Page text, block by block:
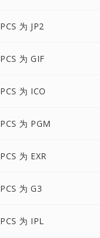
PCS 为 JP2
PCS 为 GIF
PCS 为 ICO
PCS 为 PGM
PCS 为 EXR
PCS 为 G3
PCS 为 IPL